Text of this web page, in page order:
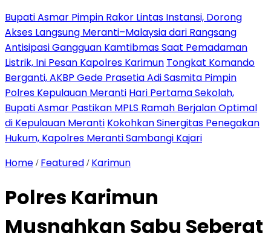
Bupati Asmar Pimpin Rakor Lintas Instansi, Dorong
Akses Langsung Meranti–Malaysia dari Rangsang
Antisipasi Gangguan Kamtibmas Saat Pemadaman
Listrik, Ini Pesan Kapolres Karimun Tongkat Komando
Berganti, AKBP Gede Prasetia Adi Sasmita Pimpin
Polres Kepulauan Meranti Hari Pertama Sekolah,
Bupati Asmar Pastikan MPLS Ramah Berjalan Optimal
di Kepulauan Meranti Kokohkan Sinergitas Penegakan
Hukum, Kapolres Meranti Sambangi Kajari
Home / Featured / Karimun
Polres Karimun
Musnahkan Sabu Seberat